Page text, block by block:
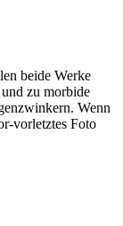
beide Werke
zu morbide
Wenn
vorletztes Foto